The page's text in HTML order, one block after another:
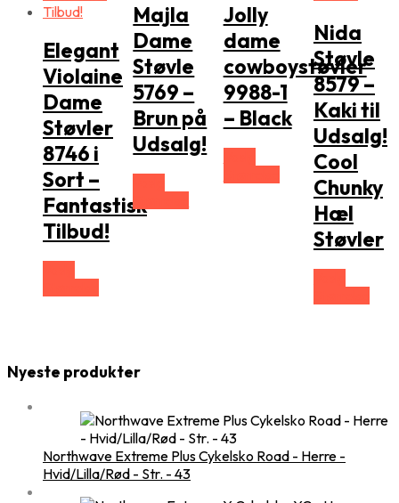
Elegant
Violaine
Dame
Støvler
8746 i
Sort –
Fantastisk
Tilbud!
Majla
Dame
Støvle
5769 –
Brun på
Udsalg!
Jolly
dame
cowboystøvler
9988-1
– Black
Nida
Støvle
8579 –
Kaki til
Udsalg!
Cool
Chunky
Hæl
Støvler
Nyeste produkter
Northwave Extreme Plus Cykelsko Road - Herre -
Hvid/Lilla/Rød - Str. - 43